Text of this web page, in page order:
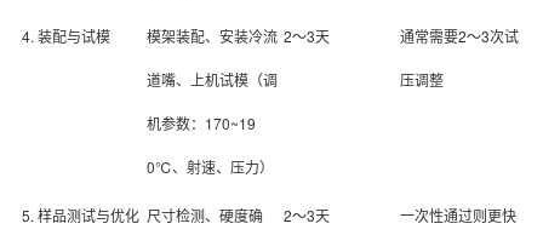
4. 装配与试模 模架装配、安装冷流
道嘴、上机试模（调
机参数：170~19
0℃、射速、压力）
2～3天 通常需要2～3次试
压调整
5. 样品测试与优化 尺寸检测、硬度确 2～3天 一次性通过则更快